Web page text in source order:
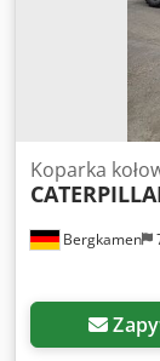
kopania
Centralny
Szerokość:
Widoczne
wyciek oleju w
Bergkamen
Koparka